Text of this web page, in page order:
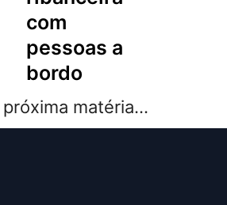
com
pessoas a
bordo
matéria...